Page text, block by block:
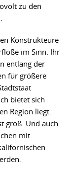
zu den
Konstrukteure
im Sinn. Ihr
entlang der
für größere
bietet sich
Region liegt.
groß. Und auch
mit